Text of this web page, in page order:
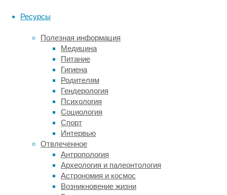
Ресурсы
Полезная информация
Медицина
Питание
Гигиена
Родителям
Гендерология
Психология
Социология
Спорт
Интервью
Отвлеченное
Антропология
Археология и палеонтология
Астрономия и космос
Возникновение жизни
пациентов
инсультом
ученые
обнаружили,
что
структурная
целостность
белого
вещества,
соединяющего
VOTC
с
левой
дорсолатеральной
передней
височной